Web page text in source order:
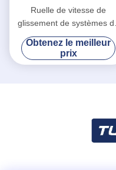
Ruelle de vitesse de
glissement de systèmes de
sécurité de niveau élevé
pour le tourniquet intelligent
de bureau
Obtenez le meilleur
prix